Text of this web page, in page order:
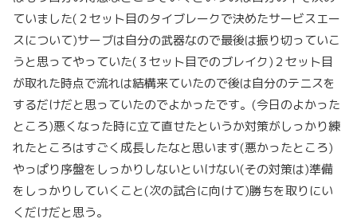
ていました(２セット目のタイブレークで決めたサービスエー
スについて)サーブは自分の武器なので最後は振り切っていこ
うと思ってやっていた(３セット目でのブレイク)２セット目
が取れた時点で流れは結構来ていたので後は自分のテニスを
するだけだと思っていたのでよかったです。(今日のよかった
ところ)悪くなった時に立て直せたというか対策がしっかり練
れたところはすごく成長したなと思います(悪かったところ)
やっぱり序盤をしっかりしないといけない(その対策は)準備
をしっかりしていくこと(次の試合に向けて)勝ちを取りにい
くだけだと思う。